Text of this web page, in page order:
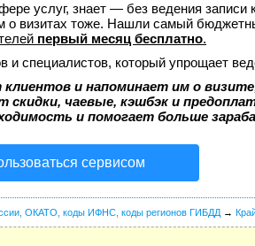
услуг, знает — без ведения
о визитах тоже. Нашли самый
первый месяц бесплатно.
и специалистов, который упрощает
и напоминает им о
скидки, чаевые, кэшбэк и
и помогает больше
сервисом
ОКАТО, коды ИФНС, коды регионов ГИБДД →